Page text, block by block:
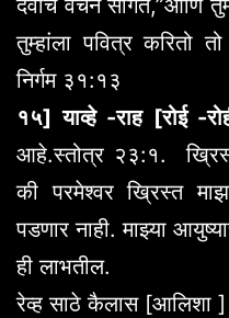
तुम्हांला पवित्र करितो
निर्गम ३१:१३
१५] याव्हे -राह [रोई -
आहे.स्तोत्र २३:१.
की परमेश्वर ख्रिस्त
पडणार नाही. माझ्या
ही लाभतील.
रेव्ह साठे कैलास [आलिशा ]